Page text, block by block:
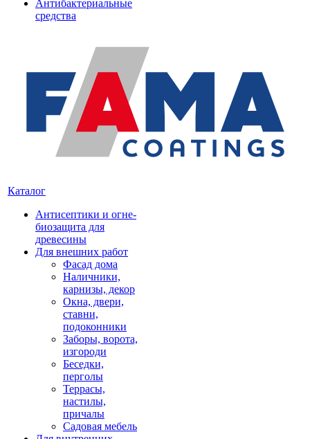
Антибактериальные
средства
Каталог
Антисептики и огне-
биозащита для
древесины
Для внешних работ
Фасад дома
Наличники,
карнизы, декор
Окна, двери,
ставни,
подоконники
Заборы, ворота,
изгороди
Беседки,
перголы
Террасы,
настилы,
причалы
Садовая мебель